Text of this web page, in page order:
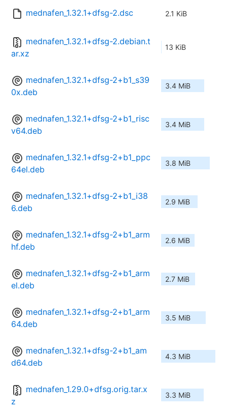
mednafen_1.32.1+dfsg-2.dsc 2.1 KiB
mednafen_1.32.1+dfsg-2.debian.t
ar.xz
13 KiB
mednafen_1.32.1+dfsg-2+b1_s39
0x.deb
3.4 MiB
mednafen_1.32.1+dfsg-2+b1_risc
v64.deb
3.4 MiB
mednafen_1.32.1+dfsg-2+b1_ppc
64el.deb
3.8 MiB
mednafen_1.32.1+dfsg-2+b1_i38
6.deb
2.9 MiB
mednafen_1.32.1+dfsg-2+b1_arm
hf.deb
2.6 MiB
mednafen_1.32.1+dfsg-2+b1_arm
el.deb
2.7 MiB
mednafen_1.32.1+dfsg-2+b1_arm
64.deb
3.5 MiB
mednafen_1.32.1+dfsg-2+b1_am
d64.deb
4.3 MiB
mednafen_1.29.0+dfsg.orig.tar.x
z
3.3 MiB